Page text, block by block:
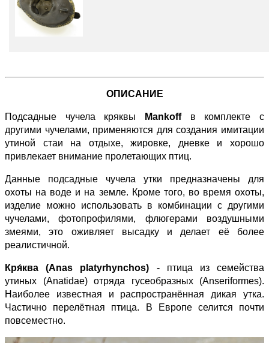
ОПИСАНИЕ
Подсадные чучела кряквы Mankoffв комплекте с
другими чучелами, применяются для создания имитации
утиной стаи на отдыхе, жировке, дневке и хорошо
привлекает внимание пролетающих птиц.
Данные подсадные чучела утки предназначены для
охоты на воде и на земле. Кроме того, во время охоты,
изделие можно использовать в комбинации с другими
чучелами, фотопрофилями, флюгерами воздушными
змеями, это оживляет высадку и делает её более
реалистичной.
Кря́ква (Anas platyrhynchos) - птица из семейства
утиных (Anatidae) отряда гусеобразных (Anseriformes).
Наиболее известная и распространённая дикая утка.
Частично перелётная птица. В Европе селится почти
повсеместно.